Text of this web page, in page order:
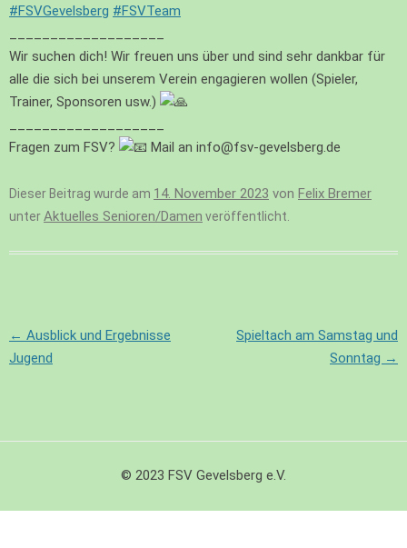
#FSVGevelsberg #FSVTeam
Wir suchen dich! Wir freuen uns über und sind sehr dankbar für
alle die sich bei unserem Verein engagieren wollen (Spieler,
Trainer, Sponsoren usw.)
Fragen zum FSV?
Mail an info@fsv-gevelsberg.de
Dieser Beitrag wurde am 14. November 2023 von Felix Bremer
unterAktuelles Senioren/Damen veröffentlicht.
Beitragsnavigation
← Ausblick und Ergebnisse
Jugend
Spieltach am Samstag und
Sonntag →
© 2023 FSV Gevelsberg e.V.